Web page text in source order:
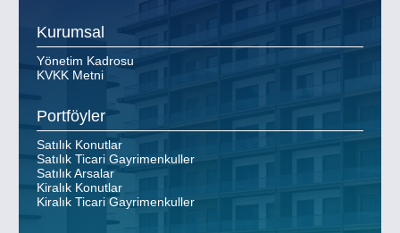
Kurumsal
Yönetim Kadrosu
KVKK Metni
Portföyler
Satılık Konutlar
Satılık Ticari Gayrimenkuller
Satılık Arsalar
Kiralık Konutlar
Kiralık Ticari Gayrimenkuller